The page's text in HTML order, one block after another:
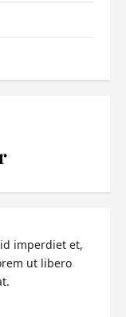
imperdiet et,
ut libero